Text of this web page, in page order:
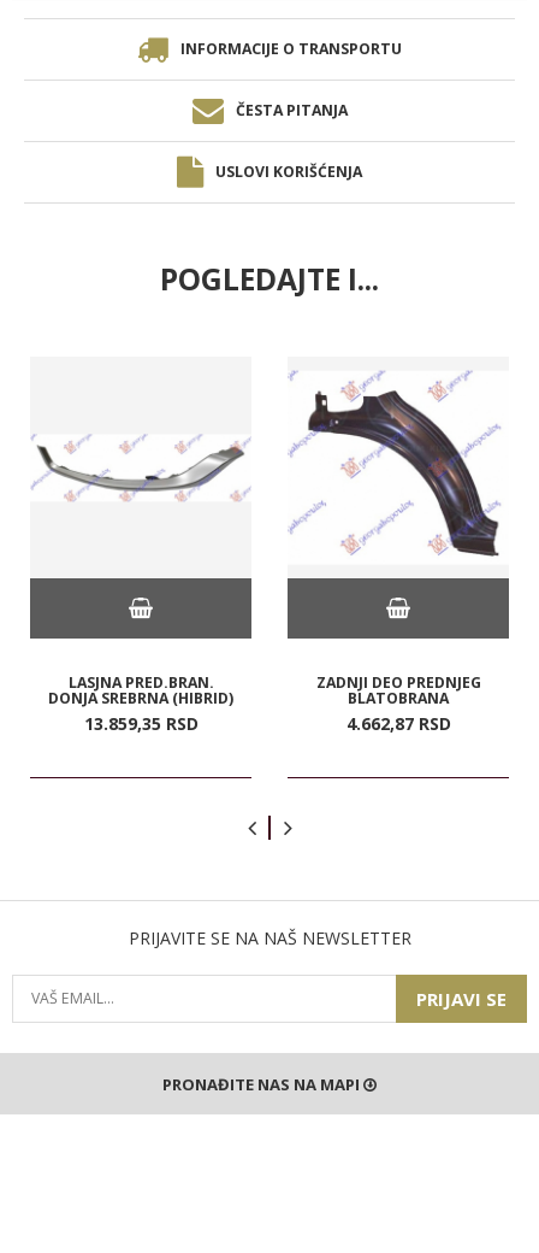
INFORMACIJE O TRANSPORTU
ČESTA PITANJA
USLOVI KORIŠĆENJA
POGLEDAJTE I...
LASJNA PRED.BRAN.
DONJA SREBRNA (HIBRID)
13.859,35 RSD
ZADNJI DEO PREDNJEG
BLATOBRANA
4.662,87 RSD
PRIJAVITE SE NA NAŠ NEWSLETTER
PRIJAVI SE
PRONAĐITE NAS NA MAPI